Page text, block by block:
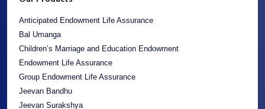
Anticipated Endowment Life Assurance
Bal Umanga
Children’s Marriage and Education Endowment
Endowment Life Assurance
Group Endowment Life Assurance
Jeevan Bandhu
Jeevan Surakshya